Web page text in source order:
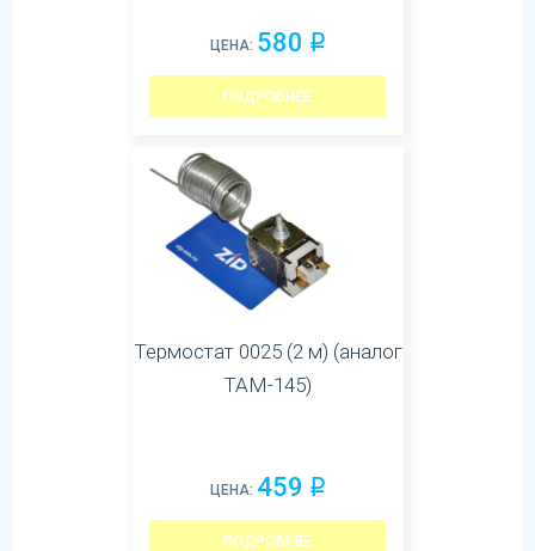
ЦЕНА: 580 q
ПОДРОБНЕЕ
Термостат 0025 (2 м) (аналог
ТАМ-145)
ЦЕНА: 459 q
ПОДРОБНЕЕ